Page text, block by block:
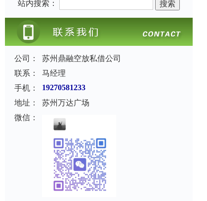
站内搜索：
公司：
苏州鼎融空放私借公司
联系：
马经理
手机：
19270581233
地址：
苏州万达广场
微信：